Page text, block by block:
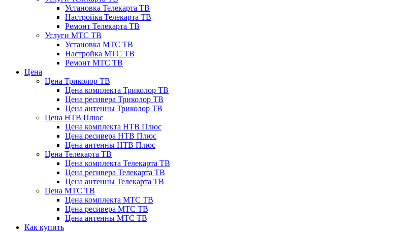
Установка Телекарта ТВ
Настройка Телекарта ТВ
Ремонт Телекарта ТВ
Услуги МТС ТВ
Установка МТС ТВ
Настройка МТС ТВ
Ремонт МТС ТВ
Цена
Цена Триколор ТВ
Цена комплекта Триколор ТВ
Цена ресивера Триколор ТВ
Цена антенны Триколор ТВ
Цена НТВ Плюс
Цена комплекта НТВ Плюс
Цена ресивера НТВ Плюс
Цена антенны НТВ Плюс
Цена Телекарта ТВ
Цена комплекта Телекарта ТВ
Цена ресивера Телекарта ТВ
Цена антенны Телекарта ТВ
Цена МТС ТВ
Цена комплекта МТС ТВ
Цена ресивера МТС ТВ
Цена антенны МТС ТВ
Как купить